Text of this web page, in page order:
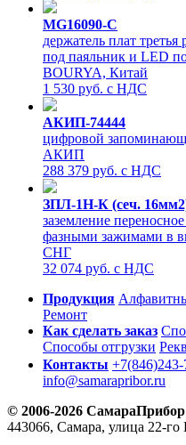
MG16090-C
держатель плат
под паяльник и LED
BOURYA, Китай
1 530 руб. с НДС
АКИП-74444
цифровой
АКИП
288 379 руб. с НДС
ЗПЛ-1Н-К (сеч.
заземление
фазными зажимами в
СНГ
32 074 руб. с НДС
Продукция
Ремонт
Как сделать заказ
Способы отгрузки
Контакты
info@samarapribor.ru
© 2006-2026 СамараПрибор
443066, Самара, улица 22-го